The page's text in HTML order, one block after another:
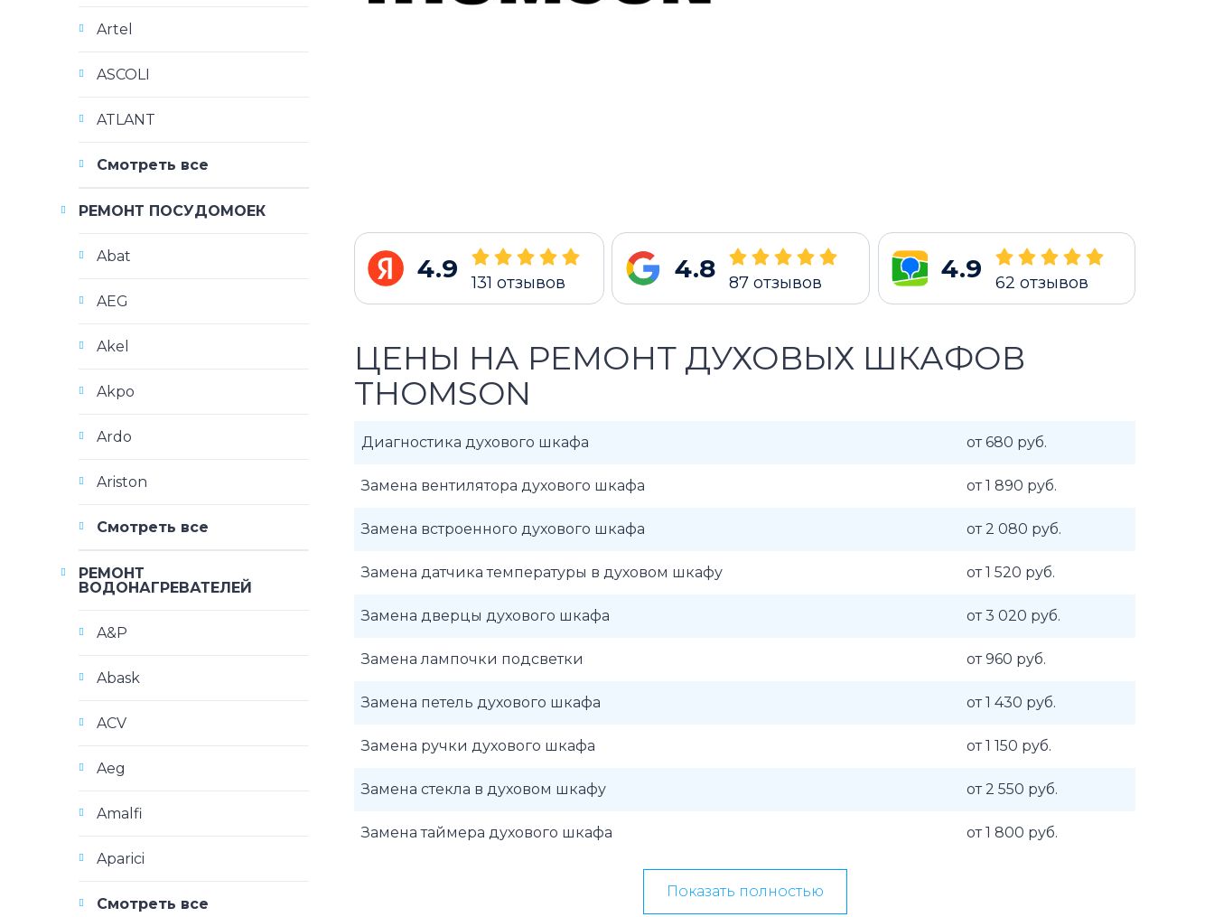
4.9 131 отзывов 4.8 87 отзывов 4.9 62 отзывов
ЦЕНЫ НА РЕМОНТ ДУХОВЫХ ШКАФОВ
THOMSON
Диагностика духового шкафа от 680 руб.
Замена вентилятора духового шкафа от 1 890 руб.
Замена встроенного духового шкафа от 2 080 руб.
Замена датчика температуры в духовом шкафу от 1 520 руб.
Замена дверцы духового шкафа от 3 020 руб.
Замена лампочки подсветки от 960 руб.
Замена петель духового шкафа от 1 430 руб.
Замена ручки духового шкафа от 1 150 руб.
Замена стекла в духовом шкафу от 2 550 руб.
Замена таймера духового шкафа от 1 800 руб.
Показать полностью
Artel
ASCOLI
ATLANT
Смотреть все
РЕМОНТ ПОСУДОМОЕК
Abat
AEG
Akel
Akpo
Ardo
Ariston
Смотреть все
РЕМОНТ
ВОДОНАГРЕВАТЕЛЕЙ
A&P
Abask
ACV
Aeg
Amalfi
Aparici
Смотреть все